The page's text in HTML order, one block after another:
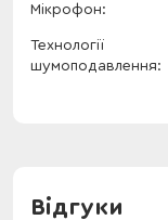
Мікрофон
Технології
шумоподавлення
Відгуки